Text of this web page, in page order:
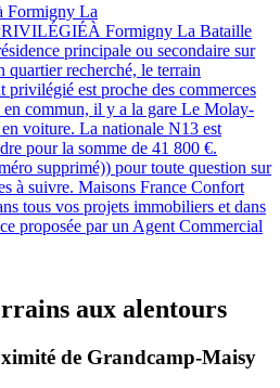
Formigny La
Formigny La Bataille
principale ou secondaire sur
quartier recherché, le terrain
privilégié est proche des commerces
en commun, il y a la gare Le Molay-
voiture. La nationale N13 est
pour la somme de 41 800 €.
supprimé)) pour toute question sur
à suivre. Maisons France Confort
tous vos projets immobiliers et dans
proposée par un Agent Commercial
aux alentours
de Grandcamp-Maisy